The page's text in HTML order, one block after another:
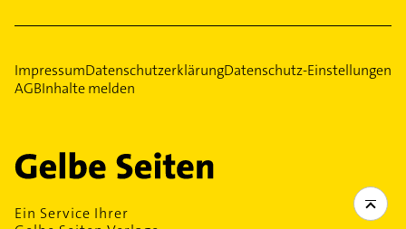
ImpressumDatenschutzerklärungDatenschutz-Einstellungen
AGBInhalte melden
Ein Service Ihrer